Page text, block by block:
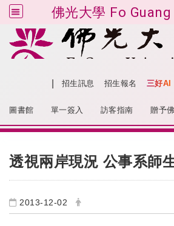
佛光大學 Fo Guang
跳到主要內容
招生訊息 招生報名 三好AI
圖書館 單一簽入 訪客指南 贈予
透視兩岸現況 公事系師
2013-12-02